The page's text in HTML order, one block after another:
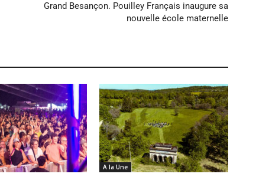
Grand Besançon. Pouilley Français inaugure sa
nouvelle école maternelle
A la Une